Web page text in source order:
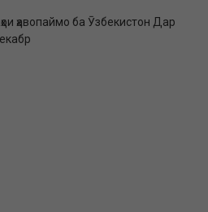
ҳавопаймо ба Ӯзбекистон Дар